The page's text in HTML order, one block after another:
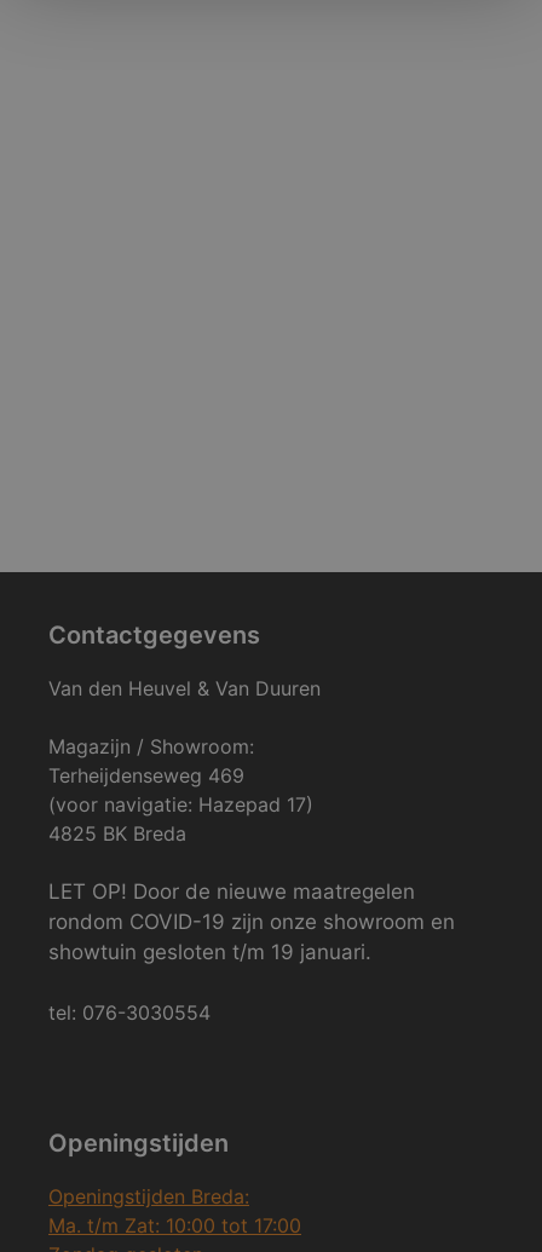
Contactgegevens
Van den Heuvel & Van Duuren
Magazijn / Showroom:
Terheijdenseweg 469
(voor navigatie: Hazepad 17)
4825 BK Breda
LET OP! Door de nieuwe maatregelen
rondom COVID-19 zijn onze showroom en
showtuin gesloten t/m 19 januari.
tel: 076-3030554
Openingstijden
Openingstijden Breda:
Ma. t/m Zat: 10:00 tot 17:00